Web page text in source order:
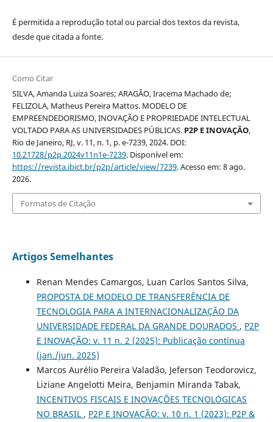
É permitida a reprodução total ou parcial dos textos da revista,
desde que citada a fonte.
Como Citar
SILVA, Amanda Luiza Soares; ARAGÃO, Iracema Machado de;
FELIZOLA, Matheus Pereira Mattos. MODELO DE
EMPREENDEDORISMO, INOVAÇÃO E PROPRIEDADE INTELECTUAL
VOLTADO PARA AS UNIVERSIDADES PÚBLICAS. P2P E INOVAÇÃO,
Rio de Janeiro, RJ, v. 11, n. 1, p. e-7239, 2024. DOI:
10.21728/p2p.2024v11n1e-7239. Disponível em:
https://revista.ibict.br/p2p/article/view/7239. Acesso em: 8 ago.
2026.
Formatos de Citação
Artigos Semelhantes
Renan Mendes Camargos, Luan Carlos Santos Silva,
PROPOSTA DE MODELO DE TRANSFERÊNCIA DE
TECNOLOGIA PARA A INTERNACIONALIZAÇÃO DA
UNIVERSIDADE FEDERAL DA GRANDE DOURADOS , P2P
E INOVAÇÃO: v. 11 n. 2 (2025): Publicação contínua
(jan./jun. 2025)
Marcos Aurélio Pereira Valadão, Jeferson Teodorovicz,
Liziane Angelotti Meira, Benjamin Miranda Tabak,
INCENTIVOS FISCAIS E INOVAÇÕES TECNOLÓGICAS
NO BRASIL , P2P E INOVAÇÃO: v. 10 n. 1 (2023): P2P &